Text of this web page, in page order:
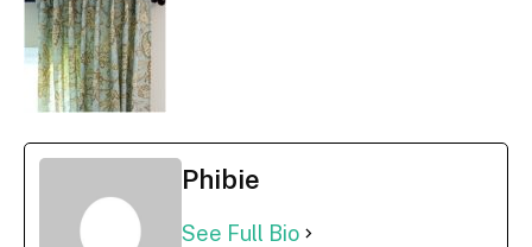
Phibie
See Full Bio